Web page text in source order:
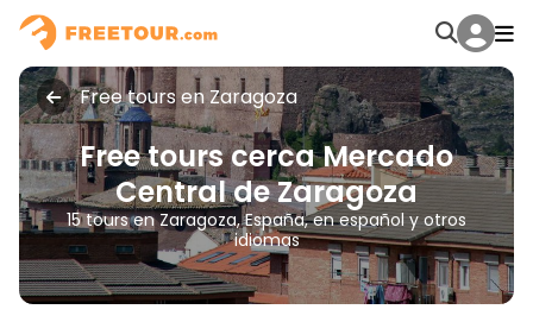
Free tours en Zaragoza
Free tours cerca Mercado
Central de Zaragoza
15 tours en Zaragoza, España, en español y otros
idiomas